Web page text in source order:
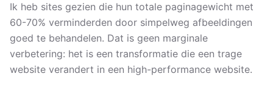
Ik heb sites gezien die hun totale paginagewicht met
60-70% verminderden door simpelweg afbeeldingen
goed te behandelen. Dat is geen marginale
verbetering: het is een transformatie die een trage
website verandert in een high-performance website.